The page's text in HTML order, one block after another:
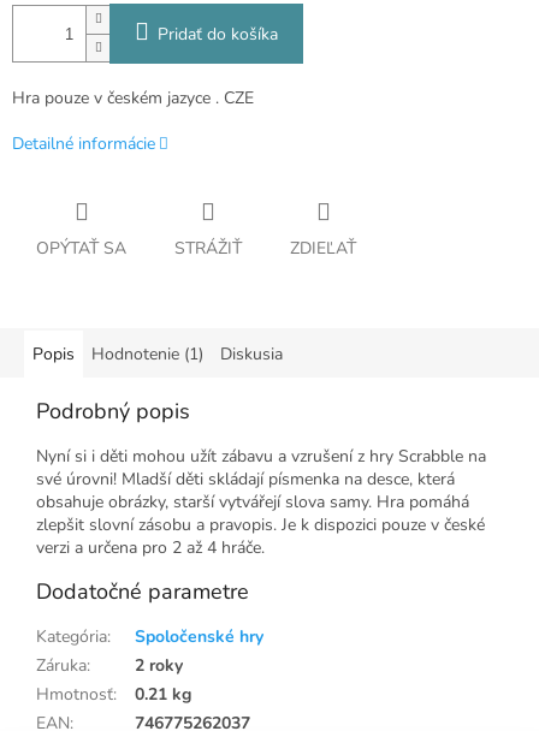
Pridať do košíka
Hra pouze v českém jazyce . CZE
Detailné informácie
OPÝTAŤ SA STRÁŽIŤ ZDIEĽAŤ
Popis Hodnotenie (1) Diskusia
Podrobný popis
Nyní si i děti mohou užít zábavu a vzrušení z hry Scrabble na
své úrovni! Mladší děti skládají písmenka na desce, která
obsahuje obrázky, starší vytvářejí slova samy. Hra pomáhá
zlepšit slovní zásobu a pravopis. Je k dispozici pouze v české
verzi a určena pro 2 až 4 hráče.
Dodatočné parametre
Kategória:
Spoločenské hry
Záruka:
2 roky
Hmotnosť:
0.21 kg
EAN: 746775262037